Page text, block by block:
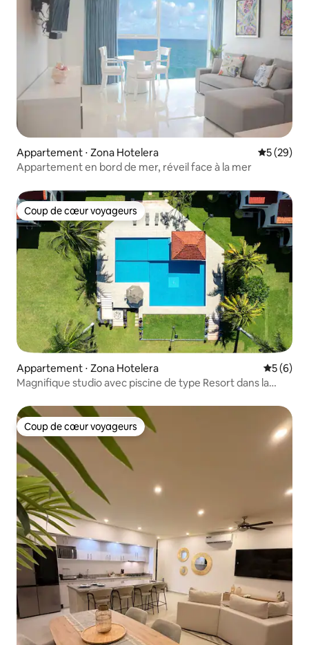
Appartement ⋅ Zona Hotelera
5 (29)
Appartement en bord de mer, réveil face à la mer
Coup de cœur voyageurs
Coup de cœur voyageurs
Appartement ⋅ Zona Hotelera
5 (6)
Magnifique studio avec piscine de type Resort dans la
Coup de cœur voyageurs
Coup de cœur voyageurs